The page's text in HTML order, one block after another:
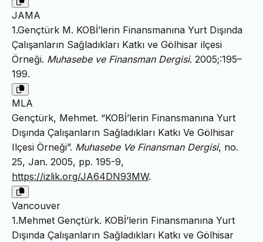
JAMA
1.Gençtürk M. KOBİ’lerin Finansmanına Yurt Dışında
Çalışanların Sağladıkları Katkı ve Gölhisar ilçesi
Örneği. Muhasebe ve Finansman Dergisi. 2005;:195–
199.
MLA
Gençtürk, Mehmet. “KOBİ’lerin Finansmanına Yurt
Dışında Çalışanların Sağladıkları Katkı Ve Gölhisar
Ilçesi Örneği”. Muhasebe Ve Finansman Dergisi, no.
25, Jan. 2005, pp. 195-9,
https://izlik.org/JA64DN93MW.
Vancouver
1.Mehmet Gençtürk. KOBİ’lerin Finansmanına Yurt
Dışında Çalışanların Sağladıkları Katkı ve Gölhisar